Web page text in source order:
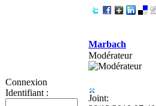
Connexion
Identifiant :
Marbach
Modérateur
Joint: